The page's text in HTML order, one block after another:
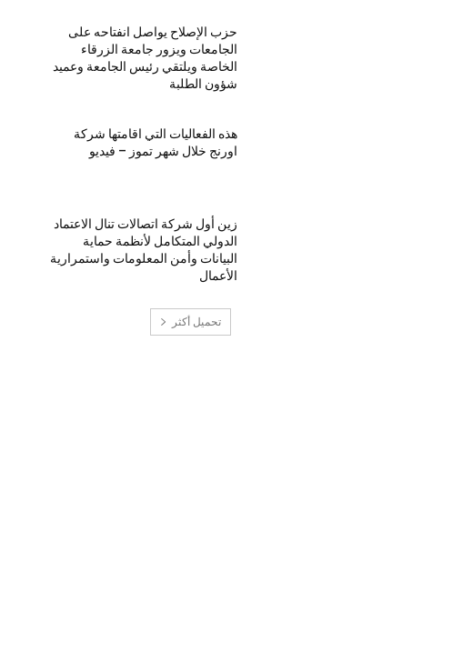
حزب الإصلاح يواصل انفتاحه على
الجامعات ويزور جامعة الزرقاء
الخاصة ويلتقي رئيس الجامعة وعميد
شؤون الطلبة
هذه الفعاليات التي اقامتها شركة
اورنج خلال شهر تموز – فيديو
زين أول شركة اتصالات تنال الاعتماد
الدولي المتكامل لأنظمة حماية
البيانات وأمن المعلومات واستمرارية
الأعمال
تحميل أكثر